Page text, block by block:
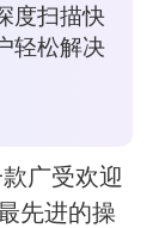
度扫描快
轻松解决
广受欢迎
先进的操